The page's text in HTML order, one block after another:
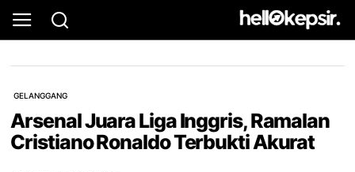
GELANGGANG
Arsenal Juara Liga Inggris, Ramalan
Cristiano Ronaldo Terbukti Akurat